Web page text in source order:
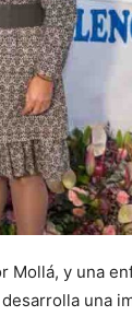
Mollá, y una
una